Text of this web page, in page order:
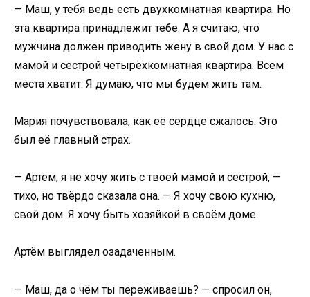
— Маш, у тебя ведь есть двухкомнатная квартира. Но
эта квартира принадлежит тебе. А я считаю, что
мужчина должен приводить жену в свой дом. У нас с
мамой и сестрой четырёхкомнатная квартира. Всем
места хватит. Я думаю, что мы будем жить там.
Мария почувствовала, как её сердце сжалось. Это
был её главный страх.
— Артём, я не хочу жить с твоей мамой и сестрой, —
тихо, но твёрдо сказала она. — Я хочу свою кухню,
свой дом. Я хочу быть хозяйкой в своём доме.
Артём выглядел озадаченным.
— Маш, да о чём ты переживаешь? — спросил он,